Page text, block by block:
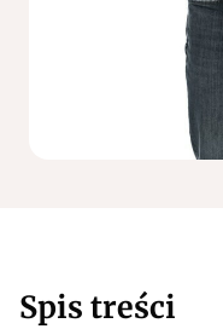
Spis treści